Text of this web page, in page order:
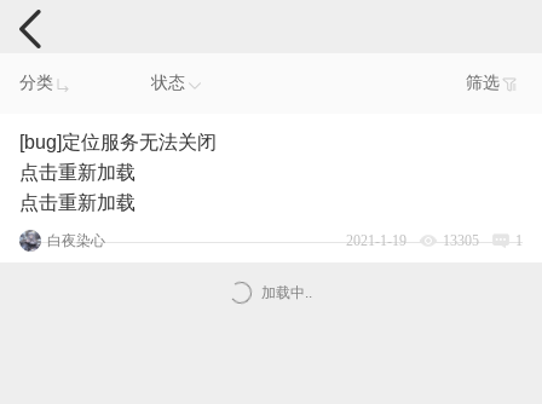
手机反馈
分类 状态 筛选
[bug]定位服务无法关闭
点击重新加载
点击重新加载
白夜染心 2021-1-19 13305 1
加载中..